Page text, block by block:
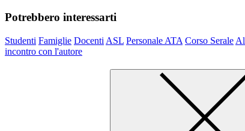
Potrebbero interessarti
Studenti Famiglie Docenti ASL Personale ATA Corso Serale
incontro con l'autore